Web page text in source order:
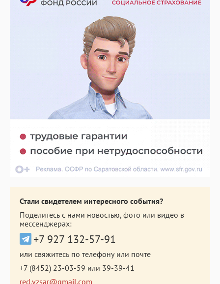
Стали свидетелем интересного события?
Поделитесь с нами новостью, фото или видео в
мессенджерах:
+7 927 132-57-91
или свяжитесь по телефону или почте
+7 (8452) 23-03-59 или 39-39-41
red.vzsar@gmail.com